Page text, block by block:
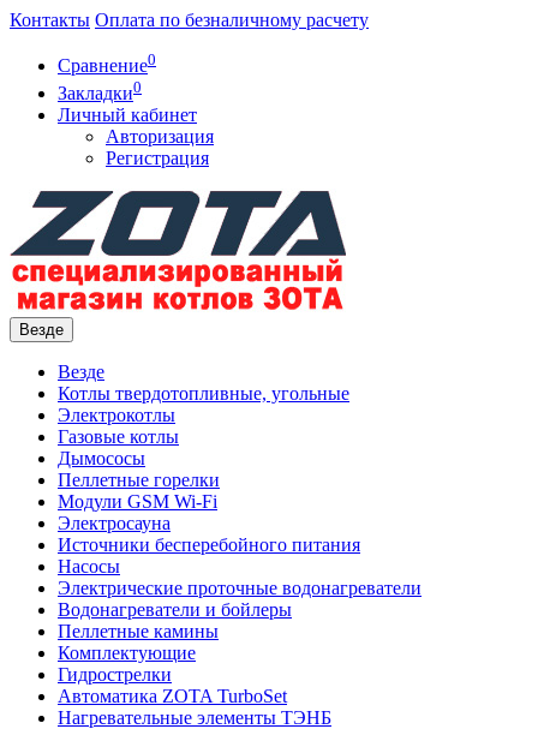
Контакты Оплата по безналичному расчету
Сравнение0
Закладки0
Личный кабинет
Авторизация
Регистрация
Везде
Везде
Котлы твердотопливные, угольные
Электрокотлы
Газовые котлы
Дымососы
Пеллетные горелки
Модули GSM Wi-Fi
Электросауна
Источники бесперебойного питания
Насосы
Электрические проточные водонагреватели
Водонагреватели и бойлеры
Пеллетные камины
Комплектующие
Гидрострелки
Автоматика ZOTA TurboSet
Нагревательные элементы ТЭНБ